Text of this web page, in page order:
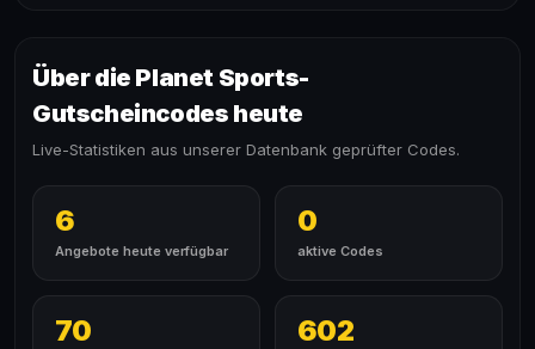
Über die Planet Sports-
Gutscheincodes heute
Live-Statistiken aus unserer Datenbank geprüfter Codes.
6
Angebote heute verfügbar
0
aktive Codes
70 602